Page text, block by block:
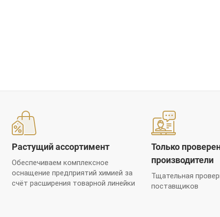
Растущий ассортимент
Обеспечиваем комплексное
оснащение предприятий химией за
счёт расширения товарной линейки
Только
производители
Тщательная
поставщиков